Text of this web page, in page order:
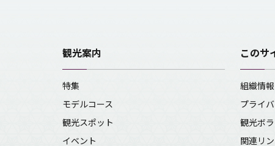
観光案内
特集
モデルコース
観光スポット
イベント
このサ
組織情報
プライ
観光ボ
関連リ